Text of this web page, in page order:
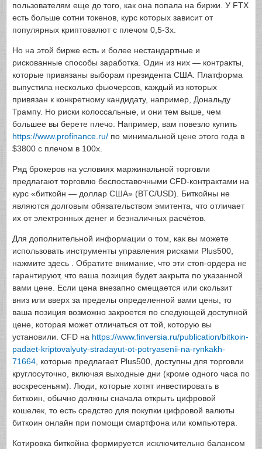
пользователям еще до того, как она попала на биржи. У FTX
есть больше сотни токенов, курс которых зависит от
популярных криптовалют с плечом 0,5-3х.
Но на этой бирже есть и более нестандартные и
рискованные способы заработка. Один из них — контракты,
которые привязаны выборам президента США. Платформа
выпустила несколько фьючерсов, каждый из которых
привязан к конкретному кандидату, например, Дональду
Трампу. Но риски колоссальные, и они тем выше, чем
большее вы берете плечо. Например, вам повезло купить
https://www.profinance.ru/ по минимальной цене этого года в
$3800 c плечом в 100х.
Ряд брокеров на условиях маржинальной торговли
предлагают торговлю беспоставочными CFD-контрактами на
курс «биткойн — доллар США» (BTC/USD). Биткойны не
являются долговым обязательством эмитента, что отличает
их от электронных денег и безналичных расчётов.
Для дополнительной информации о том, как вы можете
использовать инструменты управления рисками Plus500,
нажмите здесь . Обратите внимание, что эти стоп-ордера не
гарантируют, что ваша позиция будет закрыта по указанной
вами цене. Если цена внезапно смещается или скользит
вниз или вверх за пределы определенной вами цены, то
ваша позиция возможно закроется по следующей доступной
цене, которая может отличаться от той, которую вы
установили. CFD на https://www.finversia.ru/publication/bitkoin-
padaet-kriptovalyuty-stradayut-ot-potryasenii-na-rynkakh-
71664 , которые предлагает Plus500, доступны для торговли
круглосуточно, включая выходные дни (кроме одного часа по
воскресеньям). Люди, которые хотят инвестировать в
биткоин, обычно должны сначала открыть цифровой
кошелек, то есть средство для покупки цифровой валюты
биткоин онлайн при помощи смартфона или компьютера.
Котировка биткойна формируется исключительно балансом